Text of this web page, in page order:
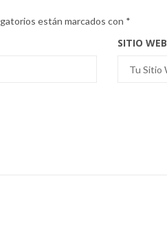
están marcados con *
SITIO WEB